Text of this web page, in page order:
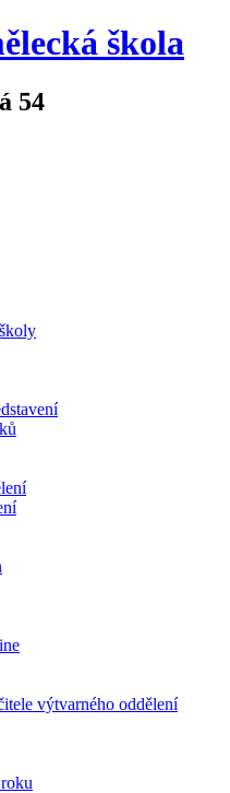
škola
54
výtvarného oddělení